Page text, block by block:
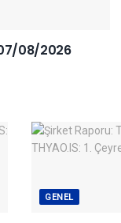
08/2026
GENEL